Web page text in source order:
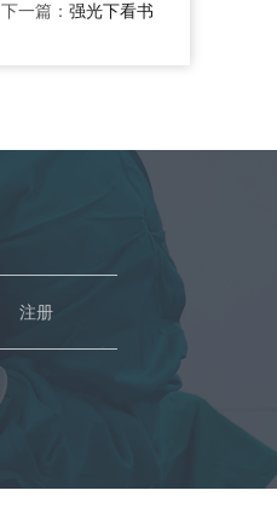
下一篇： 强光下看书
注册